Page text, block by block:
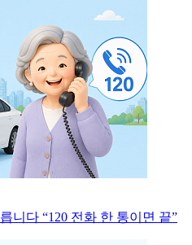
니다 “120 전화 한 통이면 끝”